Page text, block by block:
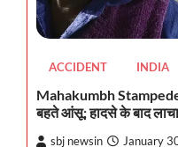
ACCIDENT INDIA
Mahakumbh
बहते आंसू; हादसे के बाद
sbj newsin January